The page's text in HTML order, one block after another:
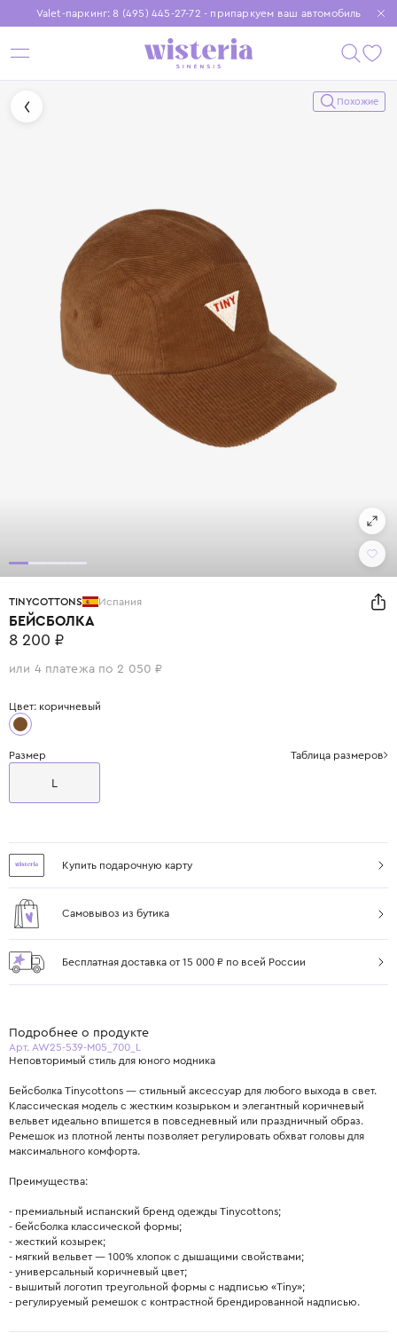
Valet-паркинг: 8 (495) 445-27-72 - припаркуем ваш автомобиль
Бесплатная доставка при заказе от 15 000 ₽
Установите приложение, чтобы покупки были еще удобнее
Похожие
TINYCOTTONS Испания
БЕЙСБОЛКА
8 200 ₽
или 4 платежа по 2 050 ₽
Цвет: коричневый
Размер Таблица размеров
L
Купить подарочную карту
Самовывоз из бутика
Бесплатная доставка от 15 000 ₽ по всей России
Подробнее о продукте
Арт. AW25-539-M05_700_L
Неповторимый стиль для юного модника
Бейсболка Tinycottons — стильный аксессуар для любого выхода в свет.
Классическая модель с жестким козырьком и элегантный коричневый
вельвет идеально впишется в повседневный или праздничный образ.
Ремешок из плотной ленты позволяет регулировать обхват головы для
максимального комфорта.
Преимущества:
- премиальный испанский бренд одежды Tinycottons;
- бейсболка классической формы;
- жесткий козырек;
- мягкий вельвет — 100% хлопок с дышащими свойствами;
- универсальный коричневый цвет;
- вышитый логотип треугольной формы с надписью «Tiny»;
- регулируемый ремешок с контрастной брендированной надписью.